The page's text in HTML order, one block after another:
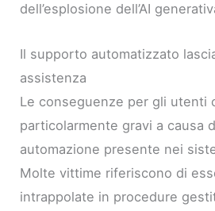
dell’esplosione dell’AI
Il supporto automatizzato
assistenza
Le conseguenze per gli utenti
particolarmente gravi a causa
automazione presente nei
Molte vittime riferiscono di
intrappolate in procedure